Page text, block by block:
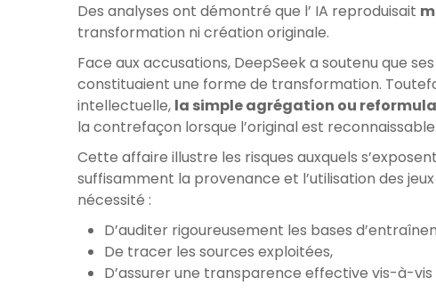
Des analyses ont démontré que l’ IA reproduisait
transformation ni création originale.
Face aux accusations, DeepSeek a soutenu que
constituaient une forme de transformation.
intellectuelle, la simple agrégation ou
la contrefaçon lorsque l’original est reconnaissable.
Cette affaire illustre les risques auxquels
suffisamment la provenance et l’utilisation des
nécessité :
D’auditer rigoureusement les bases
De tracer les sources exploitées,
D’assurer une transparence effective vis-à-vis